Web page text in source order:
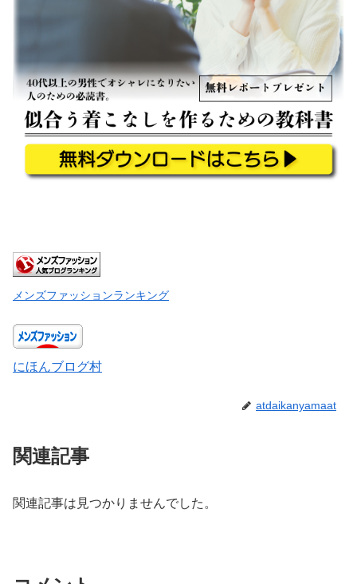
メンズファッションランキング
にほんブログ村
atdaikanyamaat
関連記事
関連記事は見つかりませんでした。